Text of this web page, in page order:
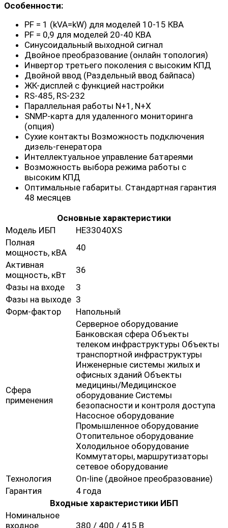
Особенности:
PF = 1 (kVA=kW) для моделей 10-15 КВА
PF = 0,9 для моделей 20-40 КВА
Синусоидальный выходной сигнал
Двойное преобразование (онлайн топология)
Инвертор третьего поколения с высоким КПД
Двойной ввод (Раздельный ввод байпаса)
ЖК-дисплей с функцией настройки
RS-485, RS-232
Параллельная работы N+1, N+X
SNMP-карта для удаленного мониторинга
(опция)
Сухие контакты Возможность подключения
дизель-генератора
Интеллектуальное управление батареями
Возможность выбора режима работы с
высоким КПД
Оптимальные габариты. Стандартная гарантия
48 месяцев
Основные характеристики
Модель ИБП
HE33040XS
Полная
мощность, кВА
40
Активная
мощность, кВт
36
Фазы на входе
3
Фазы на выходе 3
Форм-фактор
Напольный
Сфера
применения
Серверное оборудование
Банковская сфера Объекты
телеком инфраструктуры Объекты
транспортной инфраструктуры
Инженерные системы жилых и
офисных зданий Объекты
медицины/Медицинское
оборудование Системы
безопасности и контроля доступа
Насосное оборудование
Промышленное оборудование
Отопительное оборудование
Холодильное оборудование
Коммутаторы, маршрутизаторы
сетевое оборудование
Технология
On-line (двойное преобразование)
Гарантия
4 года
Входные характеристики ИБП
Номинальное
входное
380 / 400 / 415 В